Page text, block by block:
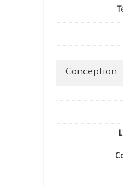
Conception